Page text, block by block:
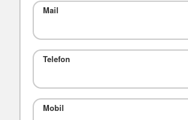
Mail
Telefon
Mobil